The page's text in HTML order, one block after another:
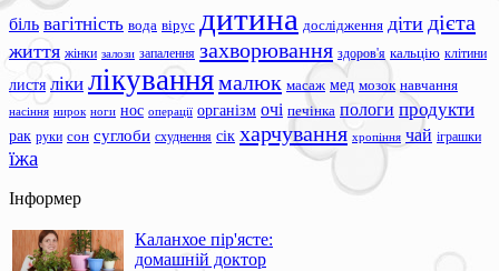
біль вагітність вода вірус дитина дослідження діти дієта
життя жінки залози запалення захворювання здоров'я кальцію клітини
листя ліки лікуваннямалюк масаж мед мозок навчання
насіння нирок ноги нос операції організм очі печінка пологи продукти
рак руки сон суглоби схуднення сік харчування хропіння чай іграшки
їжа
Інформер
Каланхое пір'ясте:
домашній доктор